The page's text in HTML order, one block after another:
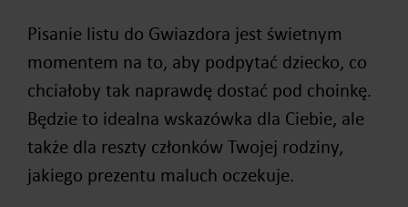
Pisanie listu do Gwiazdora jest świetnym
momentem na to, aby podpytać dziecko, co
chciałoby tak naprawdę dostać pod choinkę.
Będzie to idealna wskazówka dla Ciebie, ale
także dla reszty członków Twojej rodziny,
jakiego prezentu maluch oczekuje.